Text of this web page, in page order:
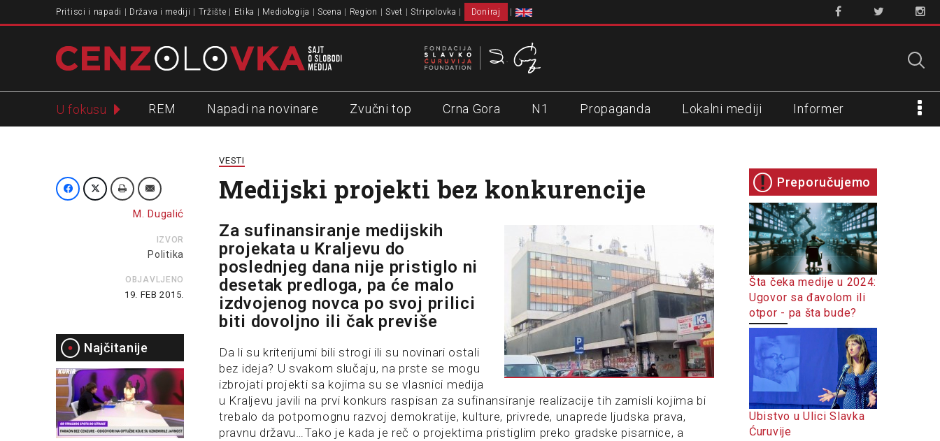
Pritisci i napadi Država i mediji Tržište Etika Mediologija Scena Region Svet Stripolovka Doniraj
U fokusu REM Napadi na novinare Zvučni top Crna Gora N1 Propaganda Lokalni mediji Informer
M. Dugalić
IZVOR
Politika
OBJAVLJENO
19. FEB 2015.
Najčitanije
VESTI
Medijski projekti bez konkurencije
Za sufinansiranje medijskih
projekata u Kraljevu do
poslednjeg dana nije pristiglo ni
desetak predloga, pa će malo
izdvojenog novca po svoj prilici
biti dovoljno ili čak previše
Da li su kriterijumi bili strogi ili su novinari ostali
bez ideja? U svakom slučaju, na prste se mogu
izbrojati projekti sa kojima su se vlasnici medija
u Kraljevu javili na prvi konkurs raspisan za sufinansiranje realizacije tih zamisli kojima bi
trebalo da potpomognu razvoj demokratije, kulture, privrede, unaprede ljudska prava,
pravnu državu…Tako je kada je reč o projektima pristiglim preko gradske pisarnice, a
Preporučujemo
Šta čeka medije u 2024:
Ugovor sa đavolom ili
otpor - pa šta bude?
Ubistvo u Ulici Slavka
Ćuruvije